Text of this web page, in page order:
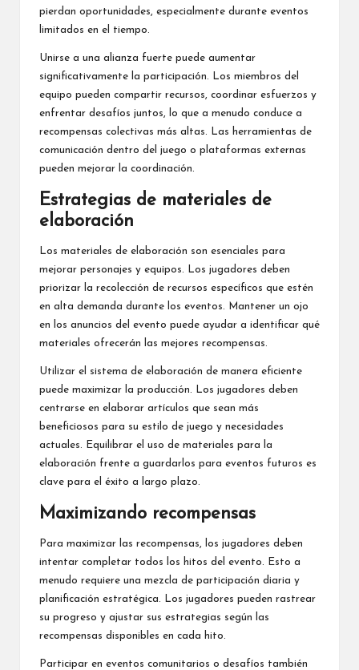
pierdan oportunidades, especialmente durante eventos
limitados en el tiempo.
Unirse a una alianza fuerte puede aumentar
significativamente la participación. Los miembros del
equipo pueden compartir recursos, coordinar esfuerzos y
enfrentar desafíos juntos, lo que a menudo conduce a
recompensas colectivas más altas. Las herramientas de
comunicación dentro del juego o plataformas externas
pueden mejorar la coordinación.
Estrategias de materiales de
elaboración
Los materiales de elaboración son esenciales para
mejorar personajes y equipos. Los jugadores deben
priorizar la recolección de recursos específicos que estén
en alta demanda durante los eventos. Mantener un ojo
en los anuncios del evento puede ayudar a identificar qué
materiales ofrecerán las mejores recompensas.
Utilizar el sistema de elaboración de manera eficiente
puede maximizar la producción. Los jugadores deben
centrarse en elaborar artículos que sean más
beneficiosos para su estilo de juego y necesidades
actuales. Equilibrar el uso de materiales para la
elaboración frente a guardarlos para eventos futuros es
clave para el éxito a largo plazo.
Maximizando recompensas
Para maximizar las recompensas, los jugadores deben
intentar completar todos los hitos del evento. Esto a
menudo requiere una mezcla de participación diaria y
planificación estratégica. Los jugadores pueden rastrear
su progreso y ajustar sus estrategias según las
recompensas disponibles en cada hito.
Participar en eventos comunitarios o desafíos también